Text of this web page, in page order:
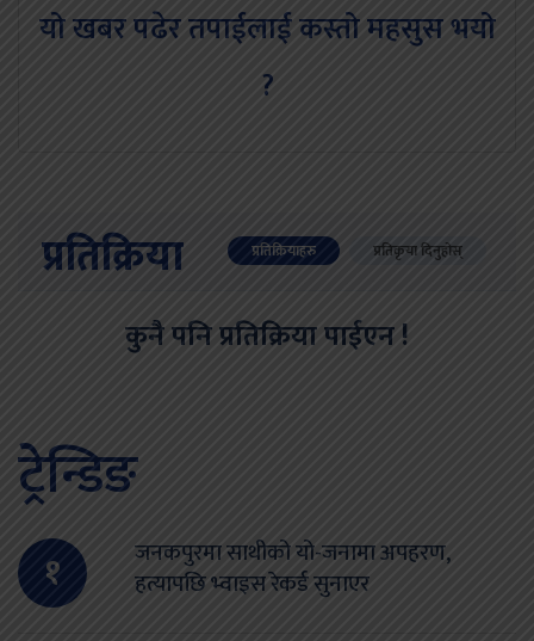
यो खबर पढेर तपाईलाई कस्तो महसुस भयो
?
प्रतिक्रिया प्रतिक्रियाहरु प्रतिकृया दिनुहोस्
कुनै पनि प्रतिक्रिया पाईएन !
ट्रेन्डिङ
१
जनकपुरमा साथीको यो-जनामा अपहरण,
हत्यापछि भ्वाइस रेकर्ड सुनाएर